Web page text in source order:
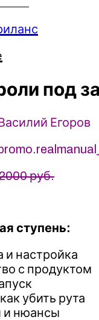
под
Егоров
руб.
ступень:
и настройка
с продуктом
убить рута
и нюансы